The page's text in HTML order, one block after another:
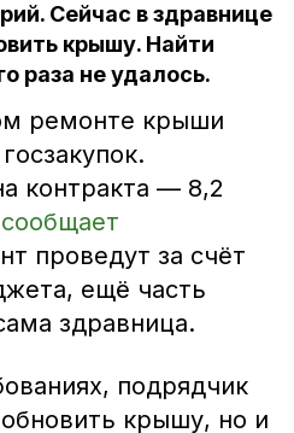
Сейчас в здравнице
крышу. Найти
раза не удалось.
ремонте крыши
контракта — 8,2
сообщает
проведут за счёт
ещё часть
здравница.
подрядчик
крышу, но и